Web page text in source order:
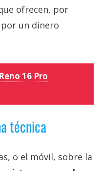
ofrecen, por
un dinero
16 Pro
técnica
o el móvil, sobre la